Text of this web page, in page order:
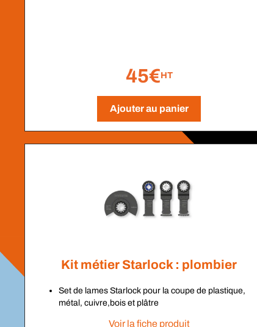
45€HT
Ajouter au panier
Kit métier Starlock : plombier
Set de lames Starlock pour la coupe de plastique,
métal, cuivre,bois et plâtre
Voir la fiche produit